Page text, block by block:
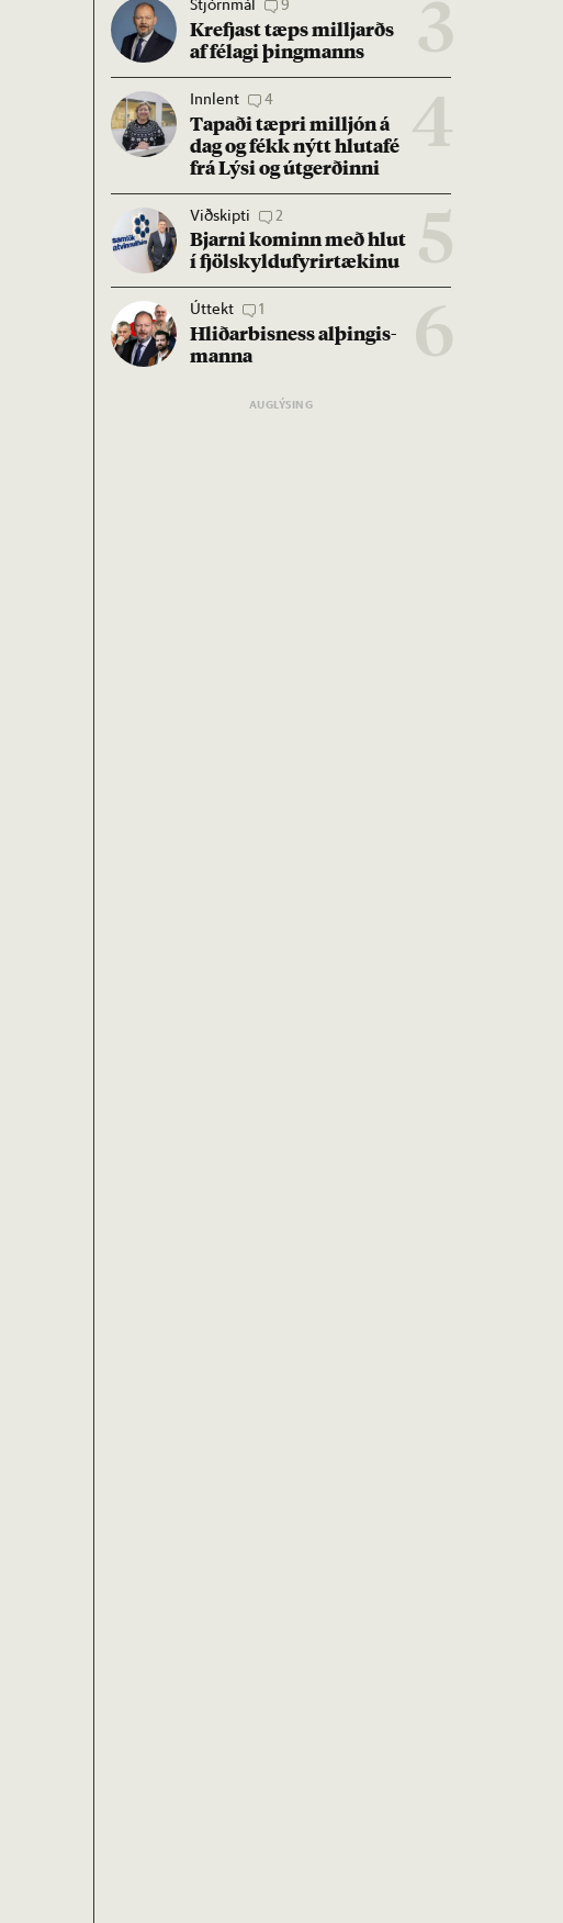
3
Stjórnmál 9
Krefjast tæps millj­arðs
af fé­lagi þing­manns
4
Innlent 4
Tap­aði tæpri millj­ón á
dag og fékk nýtt hluta­fé
frá Lýsi og út­gerð­inni
5
Viðskipti 2
Bjarni kom­inn með hlut
í fjöl­skyldu­fyr­ir­tæk­inu
6
Úttekt 1
Hlið­ar­bis­ness al­þing­is­
manna